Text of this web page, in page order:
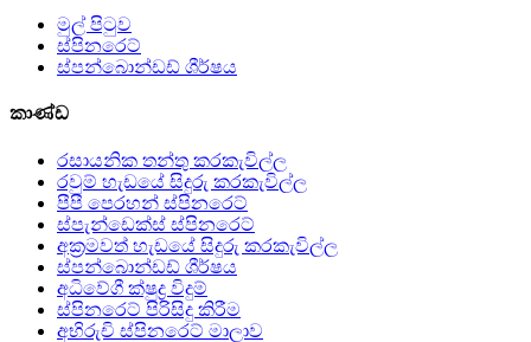
මුල් පිටුව
ස්පිනරෙට්
ස්පන්බොන්ඩඩ් ශීර්ෂය
කාණ්ඩ
රසායනික තන්තු කරකැවිල්ල
රවුම් හැඩයේ සිදුරු කරකැවිල්ල
පීපී පෙරහන් ස්පිනරෙට්
ස්පැන්ඩෙක්ස් ස්පිනරෙට්
අක්‍රමවත් හැඩයේ සිදුරු කරකැවිල්ල
ස්පන්බොන්ඩඩ් ශීර්ෂය
අධිවේගී ක්ෂුද්‍ර විදුම්
ස්පිනරෙට් පිරිසිදු කිරීම
අභිරුචි ස්පිනරෙට් මාලාව